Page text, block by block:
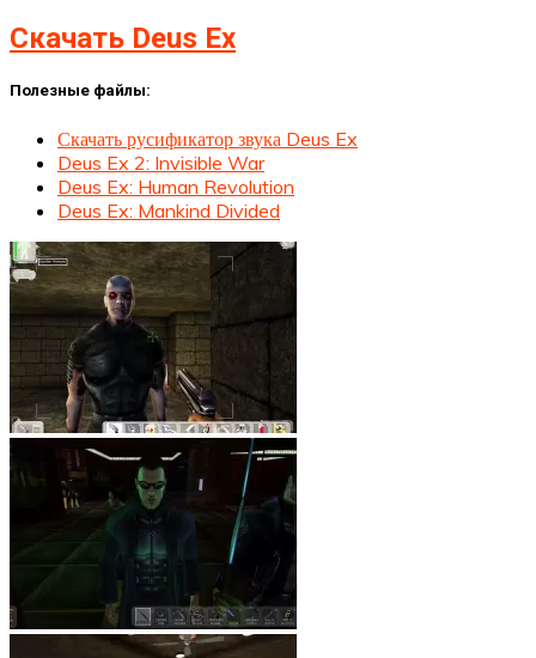
Скачать Deus Ex
Полезные файлы:
Скачать русификатор звука Deus Ex
Deus Ex 2: Invisible War
Deus Ex: Human Revolution
Deus Ex: Mankind Divided